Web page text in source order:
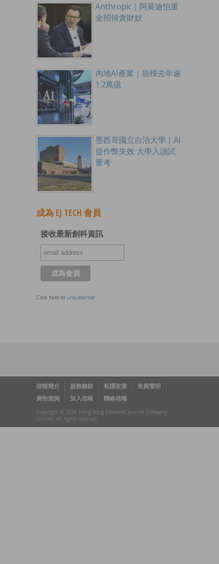
Anthropic｜阿莫迪怕重
金招得貪財奴
內地AI產業｜規模去年逾
1.2萬億
墨西哥國立自治大學｜AI
捉作弊失效 大學入讀試
重考
成為 EJ TECH 會員
接收最新創科資訊
Click here to unsubscribe
信報簡介 服務條款 私隱政策
免責聲明
廣告查詢
加入信報 聯絡信報
Copyright © 2026 Hong Kong Economic Journal Company
Limited. All rights reserved.